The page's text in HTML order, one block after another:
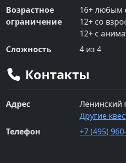
Возрастное
ограничение
16+любым
12+ со
12+ с
Сложность
4 из 4
Контакты
Адрес
Ленинский
Другие
Телефон
+7 (495)